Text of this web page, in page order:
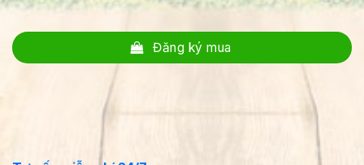
Đăng ký mua